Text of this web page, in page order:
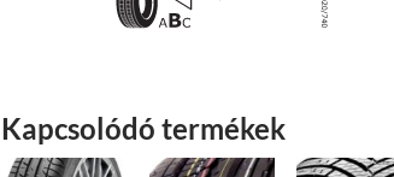
Kapcsolódó termékek